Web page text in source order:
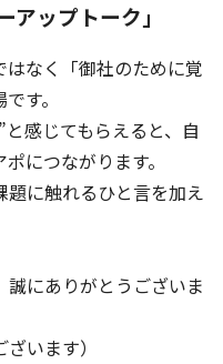
ップトーク」
なく「御社のために覚
す。
感じてもらえると、自
につながります。
に触れるひと言を加え
にありがとうございま
います）